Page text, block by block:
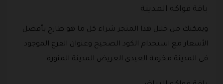
باقة فواكه المدينة
ويمكنك من خلال هذا المتجر شراء كل ما هو طازج بأفضل
الأسعار مع استخدام الكود الصحيح وعنوان الفرع الموجود
في المدينة مخزمة العيدي العريض المدينة المنورة.